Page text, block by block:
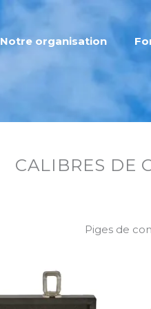
Notre organisation
CALIBRES DE
Piges de